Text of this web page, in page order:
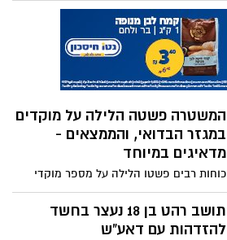
גדלה. אז מהו גיל הרכבים בבאר שבע?
המשטרה פשטה הלילה על מוקדים
במגזר הבדואי, והממצאים -
מדאיגים במיוחד
כוחות רבים פשטו הלילה על מספר מוקדי
פשיעה במגזר הבדואי. בין הממצאים - מטעני
צינור, רועה בלגי ומעבדות תת קרקעיות
להכנת סמים
תושב רהט בן 18 נעצר בחשד
להזדהות עם דאע"ש